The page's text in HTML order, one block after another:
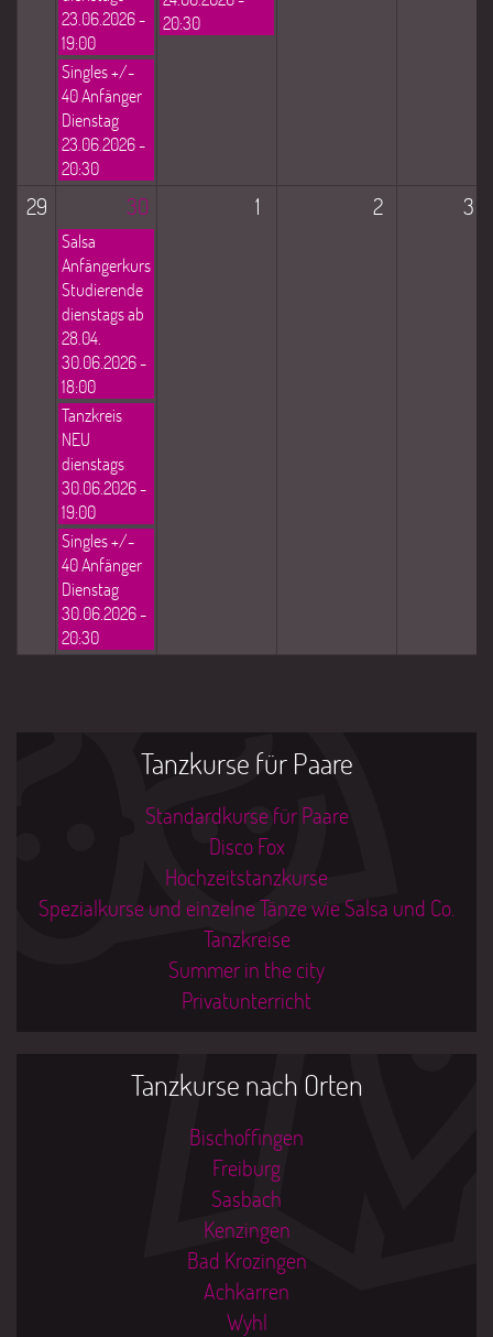
23.06.2026 -
19:00
Singles +/-
40 Anfänger
Dienstag
23.06.2026 -
20:30
20:30
29 30 1 2 3
Salsa
Anfängerkurs
Studierende
dienstags ab
28.04.
30.06.2026 -
18:00
Tanzkreis
NEU
dienstags
30.06.2026 -
19:00
Singles +/-
40 Anfänger
Dienstag
30.06.2026 -
20:30
Tanzkurse für Paare
Standardkurse für Paare
Disco Fox
Hochzeitstanzkurse
Spezialkurse und einzelne Tänze wie Salsa und Co.
Tanzkreise
Summer in the city
Privatunterricht
Tanzkurse nach Orten
Bischoffingen
Freiburg
Sasbach
Kenzingen
Bad Krozingen
Achkarren
Wyhl